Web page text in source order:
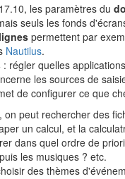
les paramètres du
seuls les fonds
permettent par
Nautilus.
: régler quelles
les sources de
de configurer ce que
on peut rechercher des
un calcul, et la
dans quel ordre de
les musiques ? etc.
des thèmes